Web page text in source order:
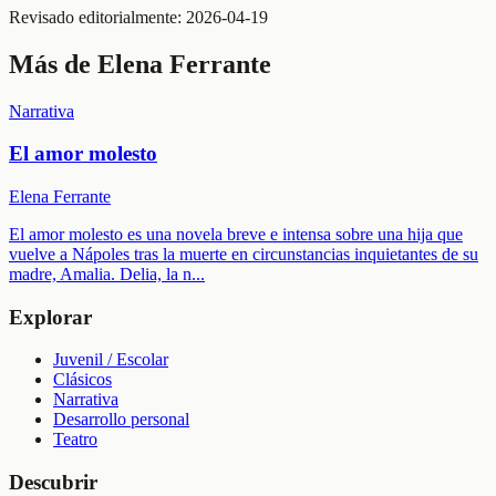
Revisado editorialmente: 2026-04-19
Más de Elena Ferrante
Narrativa
El amor molesto
Elena Ferrante
El amor molesto es una novela breve e intensa sobre una hija que
vuelve a Nápoles tras la muerte en circunstancias inquietantes de su
madre, Amalia. Delia, la n...
Explorar
Juvenil / Escolar
Clásicos
Narrativa
Desarrollo personal
Teatro
Descubrir